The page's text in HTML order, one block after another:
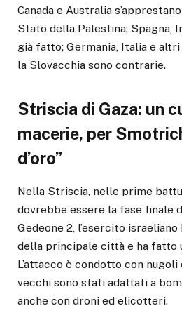
Canada e Australia
Stato della Palestina; Spagna,
già fatto; Germania, Italia e altri
la Slovacchia sono contrarie.
Striscia di Gaza: un
macerie, per
d’oro”
Nella Striscia, nelle prime
dovrebbe essere la fase finale
Gedeone 2, l’esercito
della principale città e ha fatto
L’attacco è condotto con nugoli
vecchi sono stati adattati a
anche con droni ed elicotteri.